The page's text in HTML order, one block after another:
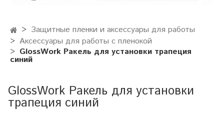
Защитные пленки и аксессуары для работы
Аксессуары для работы с пленокой
GlossWork Ракель для установки трапеция
синий
GlossWork Ракель для установки
трапеция синий